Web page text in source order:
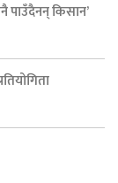
पाउँदैनन् किसान’